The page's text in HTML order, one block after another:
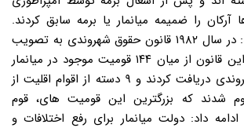
آرکان را ضمیمه میانمار یا برمه سابق کردند.
عزمی خاطرنشان کرد: در سال ۱۹۸۲ قانون حقوق شهروندی به تصویب
رسید که به واسطه این قانون از میان ۱۴۴ قومیت موجود در میانمار
۱۳۵ قومیت حق شهروندی دریافت کردند و ۹ دسته از اقوام اقلیت از
شدند که بزرگترین این قومیت های، قوم
داد: دولت میانمار برای رفع اختلافات و